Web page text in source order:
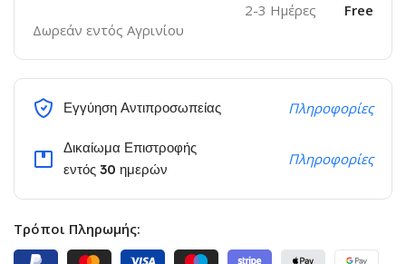
Δωρεάν εντός Αγρινίου
2-3 Ημέρες Free
Εγγύηση Αντιπροσωπείας Πληροφορίες
Δικαίωμα Επιστροφής
εντός 30 ημερών
Πληροφορίες
Τρόποι Πληρωμής: